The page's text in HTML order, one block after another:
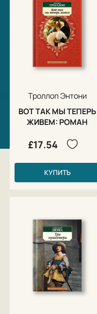
Троллоп Энтони
ВОТ ТАК МЫ ТЕПЕРЬ
ЖИВЕМ: РОМАН
£17.54
КУПИТЬ